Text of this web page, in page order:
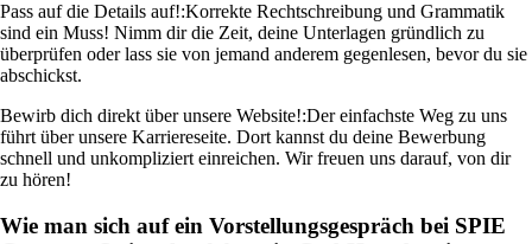
Pass auf die Details auf!:Korrekte Rechtschreibung und Grammatik
sind ein Muss! Nimm dir die Zeit, deine Unterlagen gründlich zu
überprüfen oder lass sie von jemand anderem gegenlesen, bevor du sie
abschickst.
Bewirb dich direkt über unsere Website!:Der einfachste Weg zu uns
führt über unsere Karriereseite. Dort kannst du deine Bewerbung
schnell und unkompliziert einreichen. Wir freuen uns darauf, von dir
zu hören!
Wie man sich auf ein Vorstellungsgespräch bei SPIE